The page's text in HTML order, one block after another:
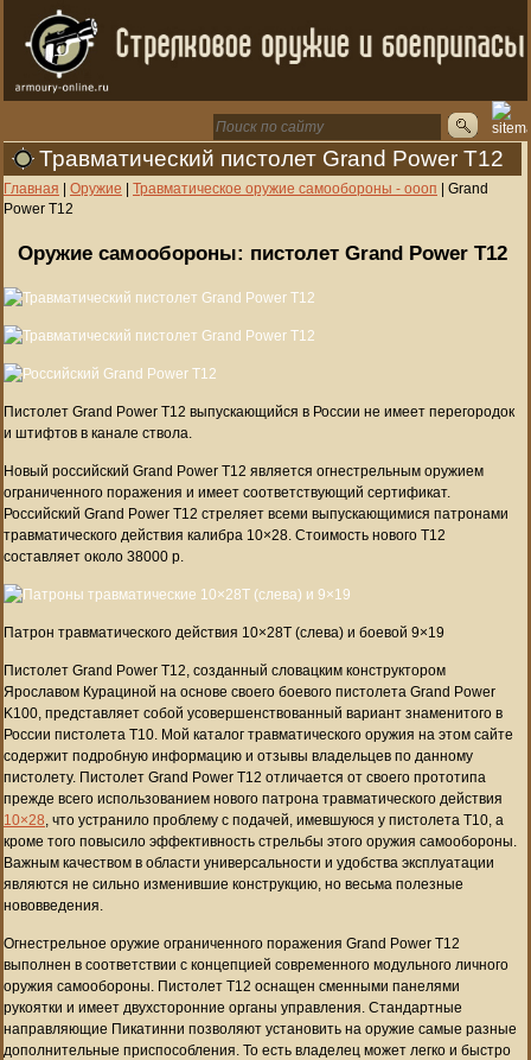
Травматический пистолет Grand Power T12
Главная | Оружие | Травматическое оружие самообороны - оооп | Grand
Power T12
Оружие самообороны: пистолет Grand Power T12
Пистолет Grand Power T12 выпускающийся в России не имеет перегородок
и штифтов в канале ствола.
Новый российский Grand Power T12 является огнестрельным оружием
ограниченного поражения и имеет соответствующий сертификат.
Российский Grand Power T12 стреляет всеми выпускающимися патронами
травматического действия калибра 10×28. Стоимость нового T12
составляет около 38000 р.
Патрон травматического действия 10×28Т (слева) и боевой 9×19
Пистолет Grand Power T12, созданный словацким конструктором
Ярославом Курациной на основе своего боевого пистолета Grand Power
K100, представляет собой усовершенствованный вариант знаменитого в
России пистолета T10. Мой каталог травматического оружия на этом сайте
содержит подробную информацию и отзывы владельцев по данному
пистолету. Пистолет Grand Power T12 отличается от своего прототипа
прежде всего использованием нового патрона травматического действия
10×28, что устранило проблему с подачей, имевшуюся у пистолета T10, а
кроме того повысило эффективность стрельбы этого оружия самообороны.
Важным качеством в области универсальности и удобства эксплуатации
являются не сильно изменившие конструкцию, но весьма полезные
нововведения.
Огнестрельное оружие ограниченного поражения Grand Power T12
выполнен в соответствии с концепцией современного модульного личного
оружия самообороны. Пистолет T12 оснащен сменными панелями
рукоятки и имеет двухсторонние органы управления. Стандартные
направляющие Пикатинни позволяют установить на оружие самые разные
дополнительные приспособления. То есть владелец может легко и быстро